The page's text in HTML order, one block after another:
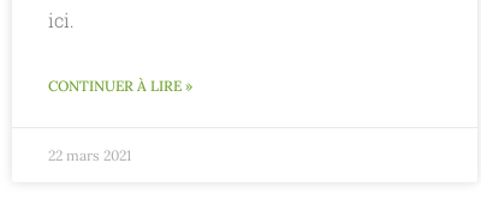
ici.
CONTINUER À LIRE »
22 mars 2021